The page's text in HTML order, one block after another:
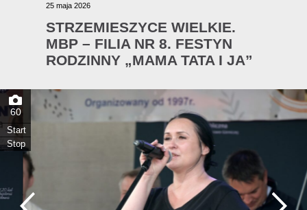
25 maja 2026
STRZEMIESZYCE WIELKIE.
MBP – FILIA NR 8. FESTYN
RODZINNY „MAMA TATA I JA”
60
Start
Stop